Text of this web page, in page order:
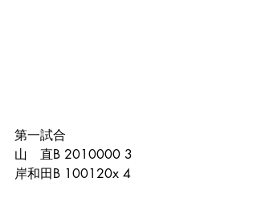
第一試合
山　直B 2010000 3
岸和田B 100120x 4